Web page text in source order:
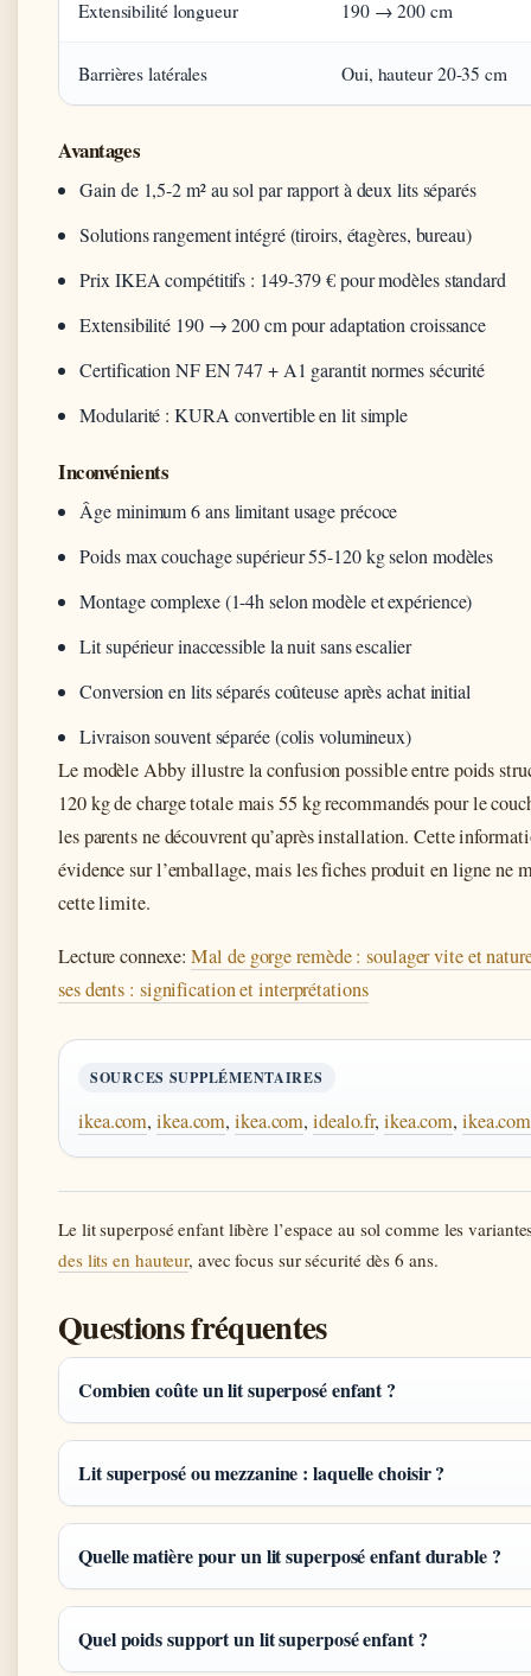
Extensibilité longueur 190 → 200 cm
Barrières latérales Oui, hauteur 20-35 cm
Avantages
Gain de 1,5-2 m² au sol par rapport à deux lits séparés
Solutions rangement intégré (tiroirs, étagères, bureau)
Prix IKEA compétitifs : 149-379 € pour modèles standard
Extensibilité 190 → 200 cm pour adaptation croissance
Certification NF EN 747 + A1 garantit normes sécurité
Modularité : KURA convertible en lit simple
Inconvénients
Âge minimum 6 ans limitant usage précoce
Poids max couchage supérieur 55-120 kg selon modèles
Montage complexe (1-4h selon modèle et expérience)
Lit supérieur inaccessible la nuit sans escalier
Conversion en lits séparés coûteuse après achat initial
Livraison souvent séparée (colis volumineux)
Le modèle Abby illustre la confusion possible entre poids
120 kg de charge totale mais 55 kg recommandés pour le
les parents ne découvrent qu’après installation. Cette
évidence sur l’emballage, mais les fiches produit en ligne ne
cette limite.
Lecture connexe:Mal de gorge remède : soulager vite et
ses dents : signification et interprétations
SOURCES SUPPLÉMENTAIRES
ikea.com,ikea.com,ikea.com,idealo.fr, ikea.com, ikea.com
Le lit superposé enfant libère l’espace au sol comme les
des lits en hauteur, avec focus sur sécurité dès 6 ans.
Questions fréquentes
Combien coûte un lit superposé enfant ?
Lit superposé ou mezzanine : laquelle choisir ?
Quelle matière pour un lit superposé enfant durable ?
Quel poids support un lit superposé enfant ?